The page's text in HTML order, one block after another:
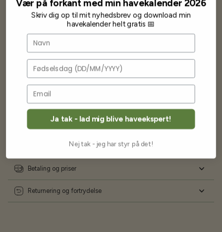
Ofte stillede spørgsmål
Levering og forsendelse
Frøkvalitet og garanti
Betaling og priser
Returnering og fortrydelse
Vær på forkant med min havekalender 2026
Skriv dig op til mit nyhedsbrev og download min
havekalender helt gratis 📅
Navn
Fødselsdag
Ja tak - lad mig blive haveekspert!
Nej tak - jeg har styr på det!